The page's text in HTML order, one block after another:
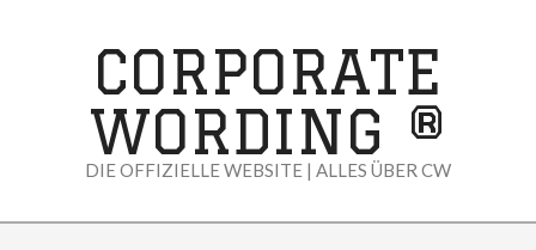
CORPORATE
WORDING ®
DIE OFFIZIELLE WEBSITE | ALLES ÜBER CW